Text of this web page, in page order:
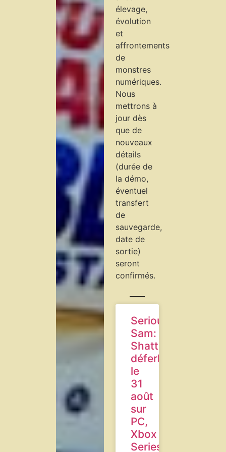
élevage,
évolution
et
affrontements
de
monstres
numériques.
Nous
mettrons à
jour dès
que de
nouveaux
détails
(durée de
la démo,
éventuel
transfert
de
sauvegarde,
date de
sortie)
seront
confirmés.
Serious
Sam:
Shatterverse
déferle
le
31
août
sur
PC,
Xbox
Series